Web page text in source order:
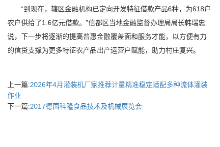
“到现在，辖区金融机构已定向开发特征借款产品6种，为618户
农户供给了1.6亿元借款。”信都区当地金融监督办理局局长韩瑞忠
说，下一步将逐渐的提高普惠金融覆盖面和服务才能，以方便有力
的信贷支撑为更多特征农产品出产运营户赋能，助力村庄复兴。
上一篇:2026年4月灌装机厂家推荐计量精准稳定适配多种流体灌装
作业
下一篇:2017德国科隆食品技术及机械展览会